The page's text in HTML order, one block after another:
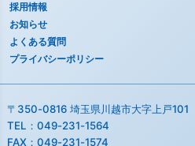
採用情報
お知らせ
よくある質問
プライバシーポリシー
〒350-0816 埼玉県川越市大字上戸101
TEL： 049-231-1564
FAX：049-231-1574